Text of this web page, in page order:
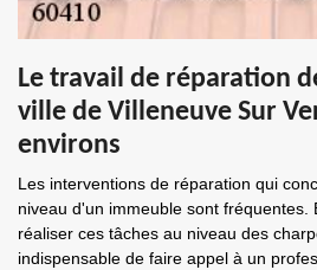
Le travail de réparation
ville de Villeneuve Sur
environs
Les interventions de réparation qui
niveau d'un immeuble sont fréquentes.
réaliser ces tâches au niveau des
indispensable de faire appel à un